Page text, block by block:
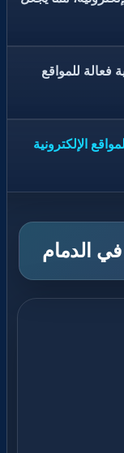
فعالة للمواقع
الإلكترونية
الدمام